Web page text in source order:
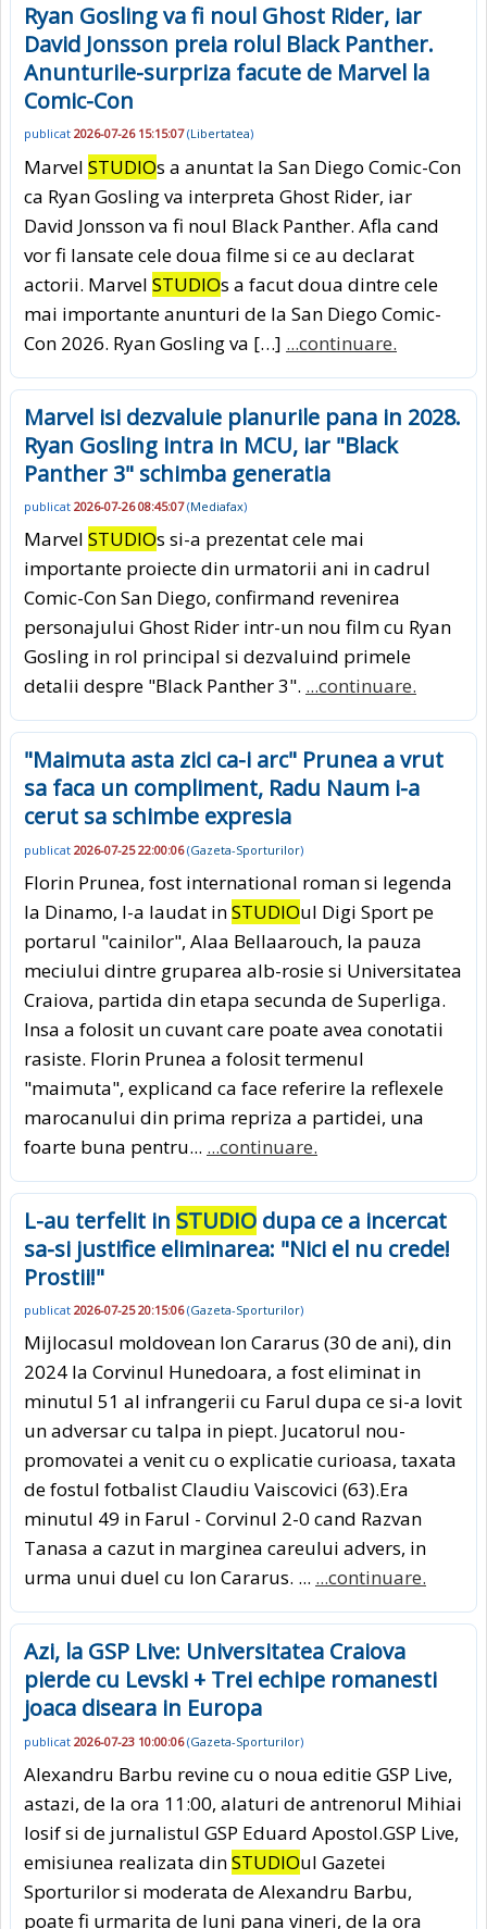
Ryan Gosling va fi noul Ghost Rider, iar
David Jonsson preia rolul Black Panther.
Anunturile-surpriza facute de Marvel la
Comic-Con
publicat 2026-07-26 15:15:07(Libertatea)
Marvel STUDIOs a anuntat la San Diego Comic-Con
ca Ryan Gosling va interpreta Ghost Rider, iar
David Jonsson va fi noul Black Panther. Afla cand
vor fi lansate cele doua filme si ce au declarat
actorii. Marvel STUDIOs a facut doua dintre cele
mai importante anunturi de la San Diego Comic-
Con 2026. Ryan Gosling va […] ...continuare.
Marvel isi dezvaluie planurile pana in 2028.
Ryan Gosling intra in MCU, iar "Black
Panther 3" schimba generatia
publicat 2026-07-26 08:45:07(Mediafax)
Marvel STUDIOs si-a prezentat cele mai
importante proiecte din urmatorii ani in cadrul
Comic-Con San Diego, confirmand revenirea
personajului Ghost Rider intr-un nou film cu Ryan
Gosling in rol principal si dezvaluind primele
detalii despre "Black Panther 3". ...continuare.
"Maimuta asta zici ca-i arc" Prunea a vrut
sa faca un compliment, Radu Naum i-a
cerut sa schimbe expresia
publicat 2026-07-25 22:00:06(Gazeta-Sporturilor)
Florin Prunea, fost international roman si legenda
la Dinamo, l-a laudat inSTUDIOul Digi Sport pe
portarul "cainilor", Alaa Bellaarouch, la pauza
meciului dintre gruparea alb-rosie si Universitatea
Craiova, partida din etapa secunda de Superliga.
Insa a folosit un cuvant care poate avea conotatii
rasiste. Florin Prunea a folosit termenul
"maimuta", explicand ca face referire la reflexele
marocanului din prima repriza a partidei, una
foarte buna pentru... ...continuare.
L-au terfelit in STUDIO dupa ce a incercat
sa-si justifice eliminarea: "Nici el nu crede!
Prostii!"
publicat 2026-07-25 20:15:06(Gazeta-Sporturilor)
Mijlocasul moldovean Ion Cararus (30 de ani), din
2024 la Corvinul Hunedoara, a fost eliminat in
minutul 51 al infrangerii cu Farul dupa ce si-a lovit
un adversar cu talpa in piept. Jucatorul nou-
promovatei a venit cu o explicatie curioasa, taxata
de fostul fotbalist Claudiu Vaiscovici (63).Era
minutul 49 in Farul - Corvinul 2-0 cand Razvan
Tanasa a cazut in marginea careului advers, in
urma unui duel cu Ion Cararus. ... ...continuare.
Azi, la GSP Live: Universitatea Craiova
pierde cu Levski + Trei echipe romanesti
joaca diseara in Europa
publicat 2026-07-23 10:00:06(Gazeta-Sporturilor)
Alexandru Barbu revine cu o noua editie GSP Live,
astazi, de la ora 11:00, alaturi de antrenorul Mihiai
Iosif si de jurnalistul GSP Eduard Apostol.GSP Live,
emisiunea realizata dinSTUDIOul Gazetei
Sporturilor si moderata de Alexandru Barbu,
poate fi urmarita de luni pana vineri, de la ora